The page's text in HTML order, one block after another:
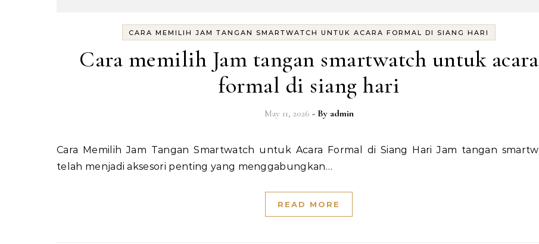
CARA MEMILIH JAM TANGAN SMARTWATCH UNTUK ACARA FORMAL DI SIANG HARI
Cara memilih Jam tangan smartwatch untuk acara
formal di siang hari
May 11, 2026 - By admin
Cara Memilih Jam Tangan Smartwatch untuk Acara Formal di Siang Hari Jam tangan smartwatch
telah menjadi aksesori penting yang menggabungkan…
READ MORE